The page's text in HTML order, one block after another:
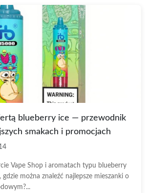
blueberry ice — przewodnik
smakach i promocjach
Vape Shop i aromatach typu blueberry
gdzie można znaleźć najlepsze mieszanki o